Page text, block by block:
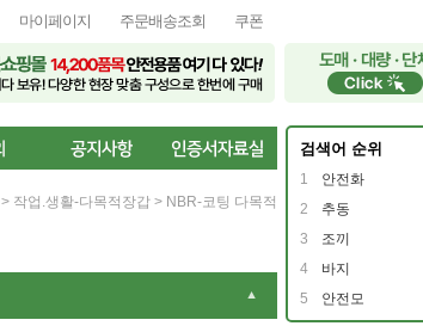
검색어 순위
1
안전화
2
추동
3
조끼
4
바지
5
안전모
마이페이지 주문배송조회 쿠폰
> 작업.생활-다목적장갑 > NBR-코팅 다목적
▼